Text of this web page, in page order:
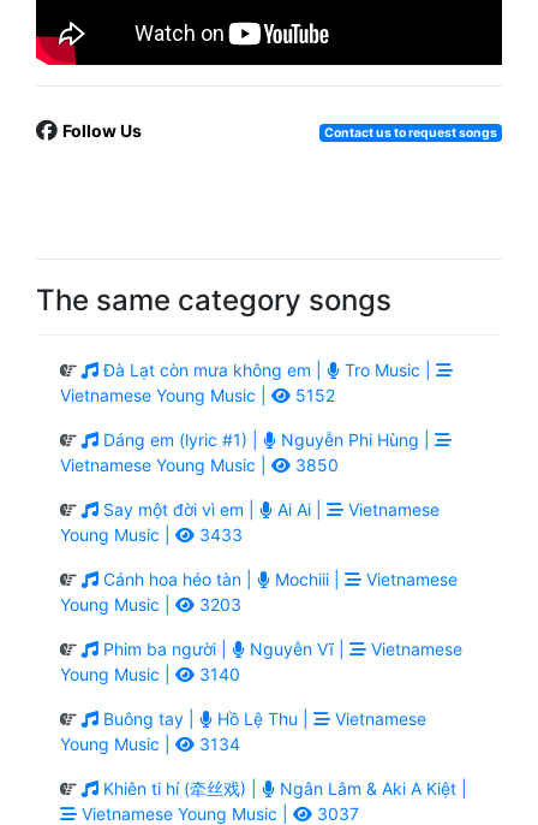
Follow Us Contact us to request songs
The same category songs
Đà Lạt còn mưa không em |
Tro Music |
Vietnamese Young Music |
5152
Dáng em (lyric #1) |
Nguyễn Phi Hùng |
Vietnamese Young Music |
3850
Say một đời vì em | Ai Ai |
Vietnamese
Young Music |
3433
Cánh hoa héo tàn | Mochiii |
Vietnamese
Young Music |
3203
Phim ba người | Nguyễn Vĩ |
Vietnamese
Young Music |
3140
Buông tay | Hồ Lệ Thu |
Vietnamese
Young Music |
3134
Khiên ti hí (牵丝戏) |
Ngân Lâm & Aki A Kiệt |
Vietnamese Young Music |
3037